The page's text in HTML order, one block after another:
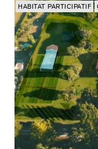
HABITAT PARTICIPATIF